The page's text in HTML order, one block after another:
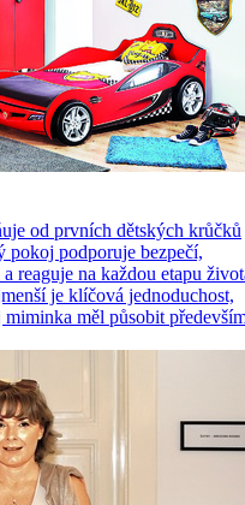
od prvních dětských krůčků
pokoj podporuje bezpečí,
reaguje na každou etapu
je klíčová jednoduchost,
měl působit